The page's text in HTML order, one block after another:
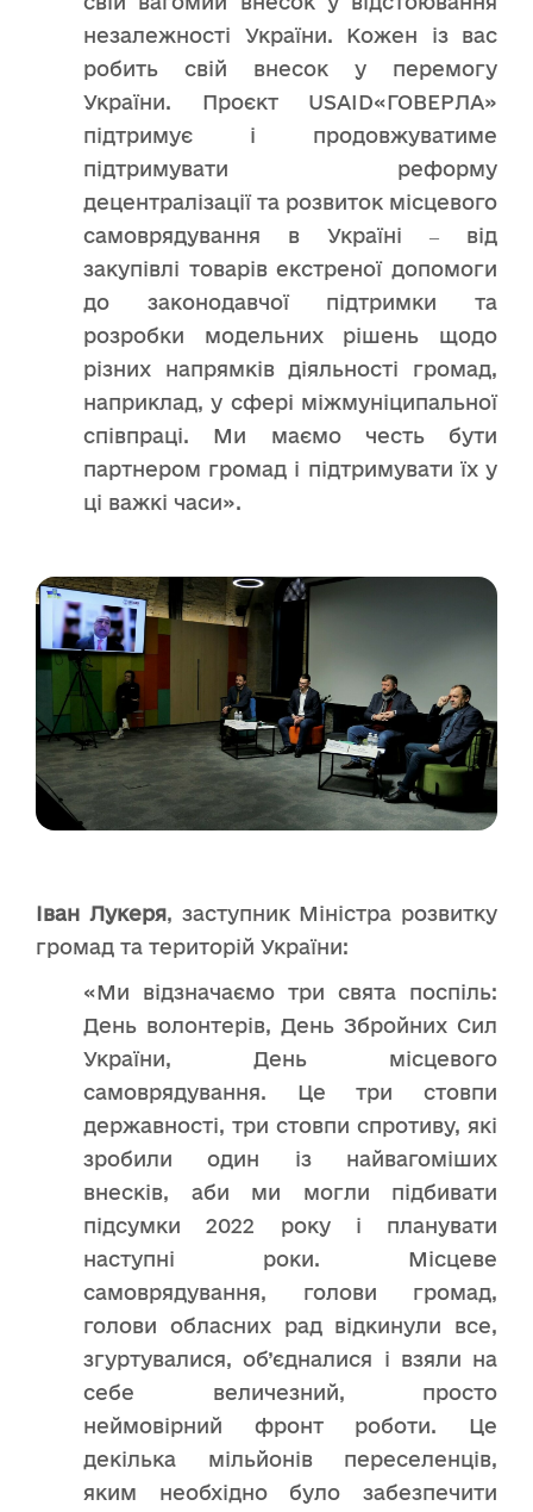
незалежності України. Кожен із вас
робить свій внесок у перемогу
України. Проєкт USAID«ГОВЕРЛА»
підтримує і продовжуватиме
підтримувати реформу
децентралізації та розвиток місцевого
самоврядування в Україні ‒ від
закупівлі товарів екстреної допомоги
до законодавчої підтримки та
розробки модельних рішень щодо
різних напрямків діяльності громад,
наприклад, у сфері міжмуніципальної
співпраці. Ми маємо честь бути
партнером громад і підтримувати їх у
ці важкі часи».
Іван Лукеря, заступник Міністра розвитку
громад та територій України:
«Ми відзначаємо три свята поспіль:
День волонтерів, День Збройних Сил
України, День місцевого
самоврядування. Це три стовпи
державності, три стовпи спротиву, які
зробили один із найвагоміших
внесків, аби ми могли підбивати
підсумки 2022 року і планувати
наступні роки. Місцеве
самоврядування, голови громад,
голови обласних рад відкинули все,
згуртувалися, об’єдналися і взяли на
себе величезний, просто
неймовірний фронт роботи. Це
декілька мільйонів переселенців,
яким необхідно було забезпечити